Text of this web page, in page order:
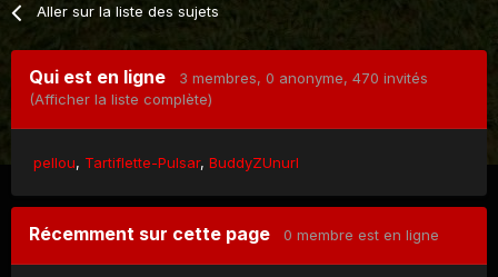
Aller sur la liste des sujets
Qui est en ligne 3 membres, 0 anonyme, 470 invités
(Afficher la liste complète)
pellou Tartiflette-Pulsar BuddyZUnurl
Récemment sur cette page 0 membre est en ligne